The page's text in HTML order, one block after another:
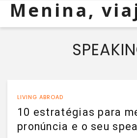
Menina,
LIVING ABROAD
10 estratégias para
pronúncia e o seu